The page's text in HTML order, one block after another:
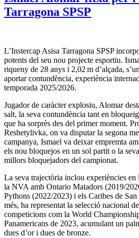
Tarragona SPSP
L’Instercap Asisa Tarragona SPSP
potents del seu nou projecte esportiu.
riqueny de 28 anys i 2,02 m d’alçada,
aportar contundència, experiència
temporada 2025/2026.
Jugador de caràcter explosiu, Alomar
salt, la seva contundència tant en
que ha sorprès des del primer moment.
Reshetylivka, on va disputar la segona
campanya, Ismael va deixar empremta
els nou bloquejos en un sol partit o la
millors bloquejadors del campionat.
La seva trajectòria inclou experiències
la NVA amb Ontario Matadors (2019/
Pythons (2022/2023) i els Caribes de
més, ha representat la selecció nacional
competicions com la World
Panamericans de 2023, acumulant un
dues d’or i dues de bronze.